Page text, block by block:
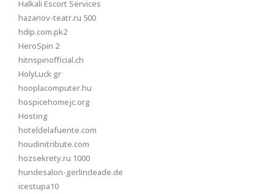
Halkali Escort Services
hazanov-teatr.ru 500
hdip.com.pk2
HeroSpin 2
hitnspinofficial.ch
HolyLuck gr
hooplacomputer.hu
hospicehomejc.org
Hosting
hoteldelafuente.com
houdinitribute.com
hozsekrety.ru 1000
hundesalon-gerlindeade.de
icestupa10